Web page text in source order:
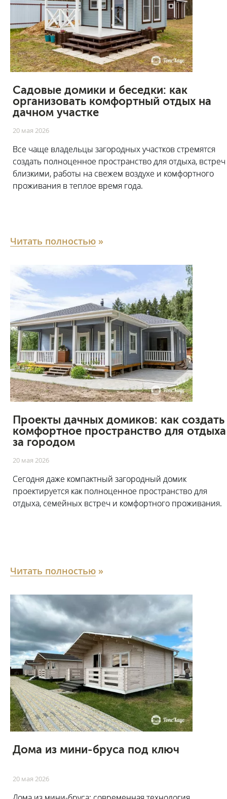
Садовые домики и беседки: как
организовать комфортный отдых на
дачном участке
20 мая 2026
Все чаще владельцы загородных участков стремятся
создать полноценное пространство для отдыха, встреч
близкими, работы на свежем воздухе и комфортного
проживания в теплое время года.
Читать полностью »
Проекты дачных домиков: как создать
комфортное пространство для отдыха
за городом
20 мая 2026
Сегодня даже компактный загородный домик
проектируется как полноценное пространство для
отдыха, семейных встреч и комфортного проживания.
Читать полностью »
Дома из мини-бруса под ключ
20 мая 2026